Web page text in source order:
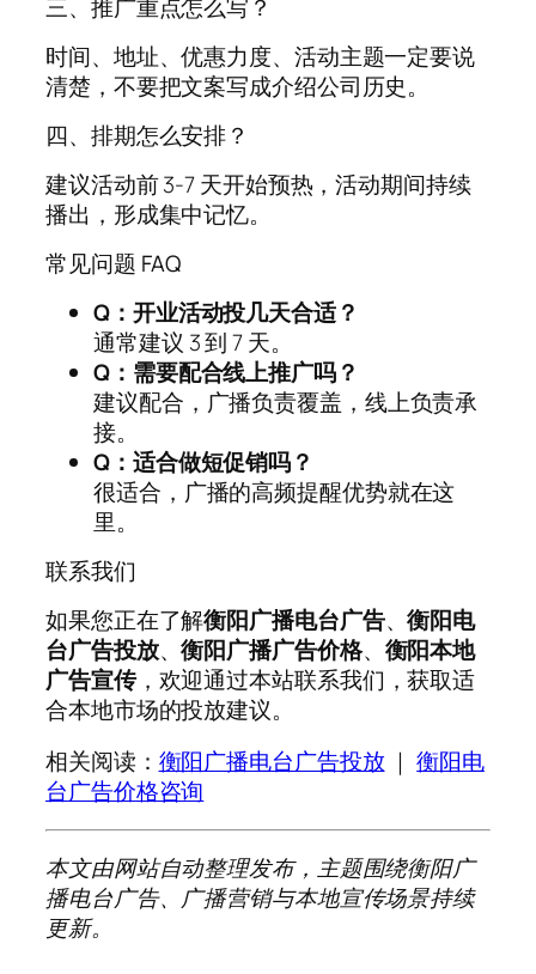
三、推广重点怎么写？
时间、地址、优惠力度、活动主题一定要说
清楚，不要把文案写成介绍公司历史。
四、排期怎么安排？
建议活动前 3-7 天开始预热，活动期间持续
播出，形成集中记忆。
常见问题 FAQ
Q：开业活动投几天合适？
通常建议 3 到 7 天。
Q：需要配合线上推广吗？
建议配合，广播负责覆盖，线上负责承
接。
Q：适合做短促销吗？
很适合，广播的高频提醒优势就在这
里。
联系我们
如果您正在了解衡阳广播电台广告、衡阳电
台广告投放、衡阳广播广告价格、 衡阳本地
广告宣传，欢迎通过本站联系我们，获取适
合本地市场的投放建议。
相关阅读： 衡阳广播电台广告投放 ｜衡阳电
台广告价格咨询
本文由网站自动整理发布，主题围绕衡阳广
播电台广告、广播营销与本地宣传场景持续
更新。